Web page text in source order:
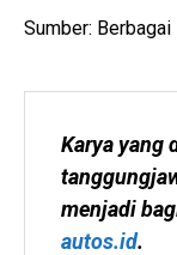
Sumber:
Karya yang
autos.id.